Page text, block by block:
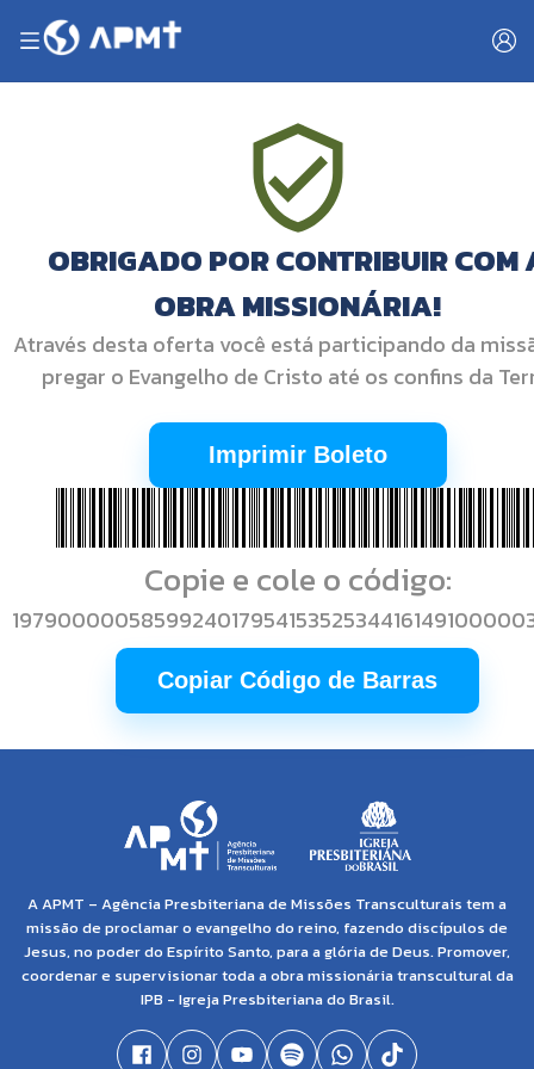
OBRIGADO POR CONTRIBUIR COM
OBRA MISSIONÁRIA!
Através desta oferta você está participando da
pregar o Evangelho de Cristo até os confins da
Imprimir Boleto
Copie e cole o código:
Copiar Código de Barras
A APMT – Agência Presbiteriana de Missões Transculturais tem a
missão de proclamar o evangelho do reino, fazendo discípulos de
Jesus, no poder do Espírito Santo, para a glória de Deus. Promover,
coordenar e supervisionar toda a obra missionária transcultural da
IPB - Igreja Presbiteriana do Brasil.